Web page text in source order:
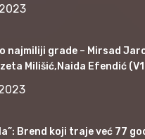
najmiliji grade – Mirsad
Milišić,Naida Efendić
Brend koji traje već 77